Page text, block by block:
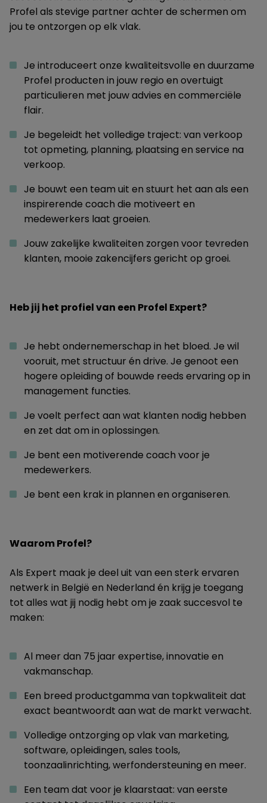
Profel als stevige partner achter de schermen om
jou te ontzorgen op elk vlak.
Je introduceert onze kwaliteitsvolle en duurzame
Profel producten in jouw regio en overtuigt
particulieren met jouw advies en commerciële
flair.
Je begeleidt het volledige traject: van verkoop
tot opmeting, planning, plaatsing en service na
verkoop.
Je bouwt een team uit en stuurt het aan als een
inspirerende coach die motiveert en
medewerkers laat groeien.
Jouw zakelijke kwaliteiten zorgen voor tevreden
klanten, mooie zakencijfers gericht op groei.
Heb jij het profiel van een Profel Expert?
Je hebt ondernemerschap in het bloed. Je wil
vooruit, met structuur én drive. Je genoot een
hogere opleiding of bouwde reeds ervaring op in
management functies.
Je voelt perfect aan wat klanten nodig hebben
en zet dat om in oplossingen.
Je bent een motiverende coach voor je
medewerkers.
Je bent een krak in plannen en organiseren.
Waarom Profel?
Als Expert maak je deel uit van een sterk ervaren
netwerk in België en Nederland én krijg je toegang
tot alles wat jij nodig hebt om je zaak succesvol te
maken:
Al meer dan 75 jaar expertise, innovatie en
vakmanschap.
Een breed productgamma van topkwaliteit dat
exact beantwoordt aan wat de markt verwacht.
Volledige ontzorging op vlak van marketing,
software, opleidingen, sales tools,
toonzaalinrichting, werfondersteuning en meer.
Een team dat voor je klaarstaat: van eerste